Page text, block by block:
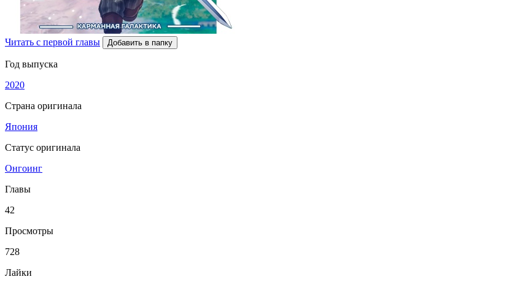
Читать с первой главы Добавить в папку
Год выпуска
2020
Страна оригинала
Япония
Статус оригинала
Онгоинг
Главы
42
Просмотры
728
Лайки